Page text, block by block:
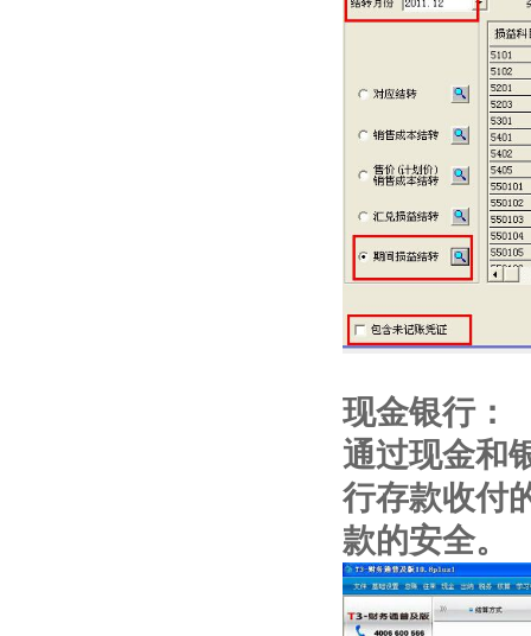
现金银行：
通过现金和
行存款收付
款的安全。